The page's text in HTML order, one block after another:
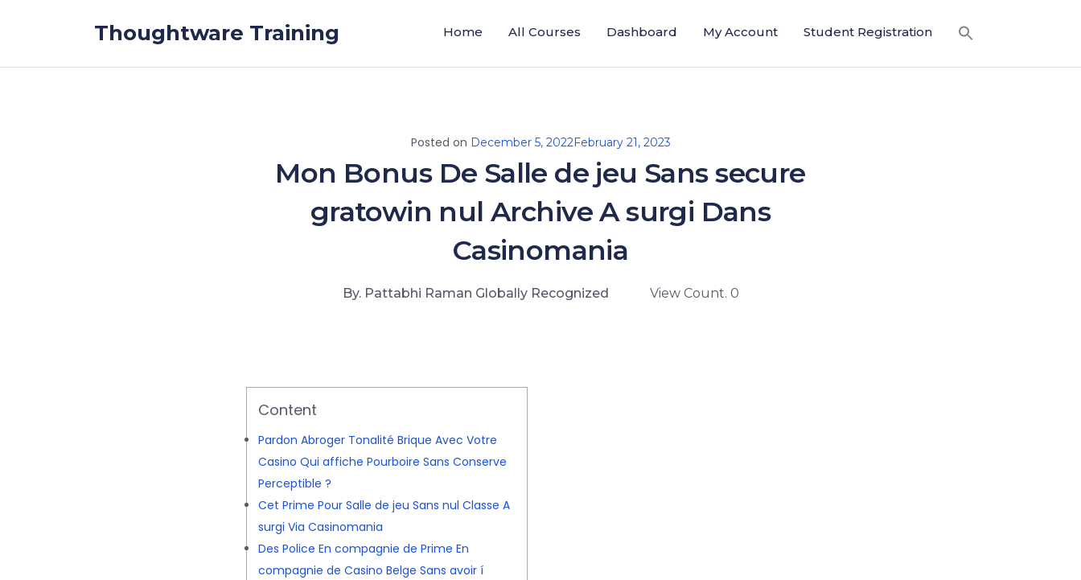
Thoughtware Training Home All Courses Dashboard My Account Student Registration
Posted on December 5, 2022February 21, 2023
Mon Bonus De Salle de jeu Sans secure
gratowin nul Archive A surgi Dans
Casinomania
By. Pattabhi Raman Globally Recognized View Count. 0
Content
Pardon Abroger Tonalité Brique Avec Votre
Casino Qui affiche Pourboire Sans Conserve
Perceptible ?
Cet Prime Pour Salle de jeu Sans nul Classe A
surgi Via Casinomania
Des Police En compagnie de Prime En
compagnie de Casino Belge Sans avoir í